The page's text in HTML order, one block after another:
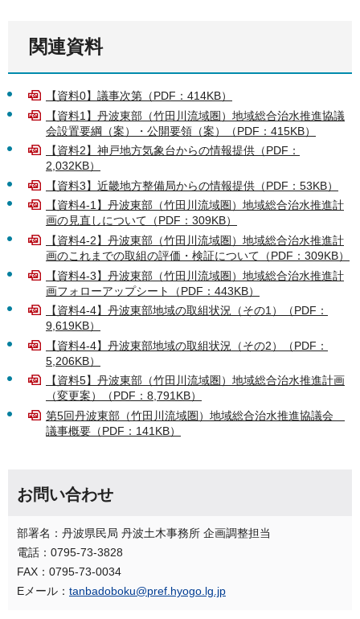
関連資料
【資料0】議事次第（PDF：414KB）
【資料1】丹波東部（竹田川流域圏）地域総合治水推進協議
会設置要綱（案）・公開要領（案）（PDF：415KB）
【資料2】神戸地方気象台からの情報提供（PDF：
2,032KB）
【資料3】近畿地方整備局からの情報提供（PDF：53KB）
【資料4-1】丹波東部（竹田川流域圏）地域総合治水推進計
画の見直しについて（PDF：309KB）
【資料4-2】丹波東部（竹田川流域圏）地域総合治水推進計
画のこれまでの取組の評価・検証について（PDF：309KB）
【資料4-3】丹波東部（竹田川流域圏）地域総合治水推進計
画フォローアップシート（PDF：443KB）
【資料4-4】丹波東部地域の取組状況（その1）（PDF：
9,619KB）
【資料4-4】丹波東部地域の取組状況（その2）（PDF：
5,206KB）
【資料5】丹波東部（竹田川流域圏）地域総合治水推進計画
（変更案）（PDF：8,791KB）
第5回丹波東部（竹田川流域圏）地域総合治水推進協議会
議事概要（PDF：141KB）
お問い合わせ
部署名：丹波県民局 丹波土木事務所 企画調整担当
電話：0795-73-3828
FAX：0795-73-0034
Eメール： tanbadoboku@pref.hyogo.lg.jp